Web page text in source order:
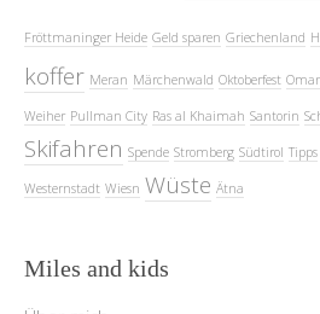
Fröttmaninger Heide Geld sparen Griechenland
koffer Meran Märchenwald Oktoberfest
Weiher Pullman City Ras al Khaimah Santorin
Skifahren Spende Stromberg Südtirol Tipps
Westernstadt Wiesn Wüste Ätna
Miles and kids